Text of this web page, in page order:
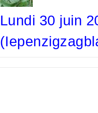
Lundi 30 juin